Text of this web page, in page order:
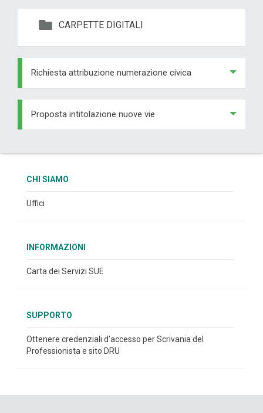
CARPETTE DIGITALI
Richiesta attribuzione numerazione civica
Proposta intitolazione nuove vie
CHI SIAMO
Uffici
INFORMAZIONI
Carta dei Servizi SUE
SUPPORTO
Ottenere credenziali d'accesso per Scrivania del
Professionista e sito DRU